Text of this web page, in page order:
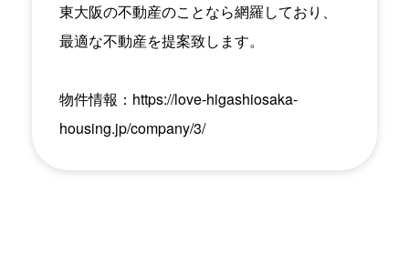
東大阪の不動産のことなら網羅しており、
最適な不動産を提案致します。
物件情報： https://love-higashiosaka-
housing.jp/company/3/